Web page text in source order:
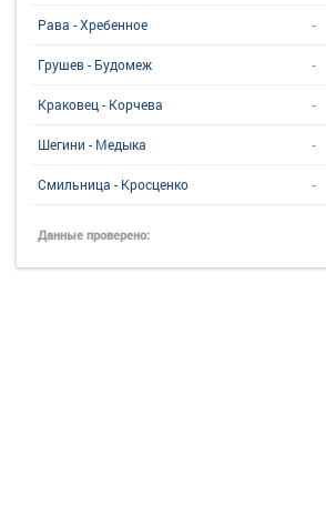
Рава - Хребенное -
Грушев - Будомеж -
Краковец - Корчева -
Шегини - Медыка -
Смильница - Кросценко -
Данные проверено: